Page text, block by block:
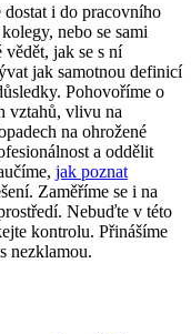
dostat i do pracovního
nebo se sami
jak se s ní
jak samotnou definicí
Pohovoříme o
vztahů, vlivu na
na ohrožené
a oddělit
jak poznat
Zaměříme se i na
Nebuďte v této
kontrolu. Přinášíme
nezklamou.